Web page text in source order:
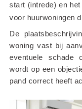
start (intrede) en
voor huurwoningen
De
woning vast bij
eventuele schade
wordt op een
pand correct heeft